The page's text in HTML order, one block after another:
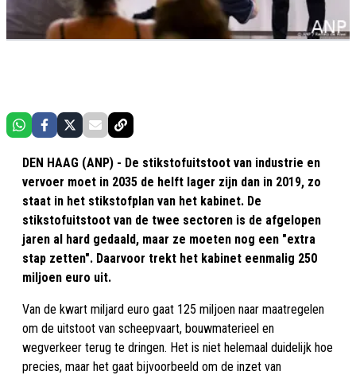
DEN HAAG (ANP) - De stikstofuitstoot van industrie en
vervoer moet in 2035 de helft lager zijn dan in 2019, zo
staat in het stikstofplan van het kabinet. De
stikstofuitstoot van de twee sectoren is de afgelopen
jaren al hard gedaald, maar ze moeten nog een "extra
stap zetten". Daarvoor trekt het kabinet eenmalig 250
miljoen euro uit.
Van de kwart miljard euro gaat 125 miljoen naar maatregelen
om de uitstoot van scheepvaart, bouwmaterieel en
wegverkeer terug te dringen. Het is niet helemaal duidelijk hoe
precies, maar het gaat bijvoorbeeld om de inzet van